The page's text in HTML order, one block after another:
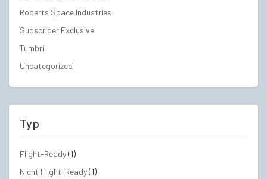
Roberts Space Industries
Subscriber Exclusive
Tumbril
Uncategorized
Typ
Flight-Ready(1)
Nicht Flight-Ready(1)